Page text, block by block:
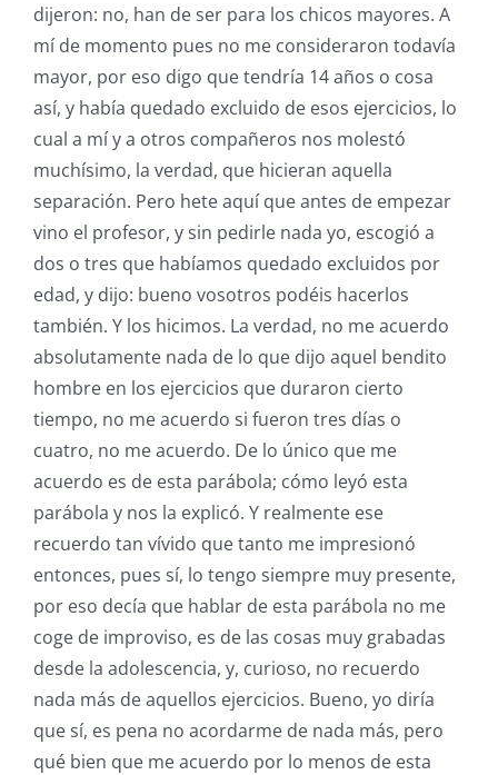
dijeron: no, han de ser para los chicos mayores. A
mí de momento pues no me consideraron todavía
mayor, por eso digo que tendría 14 años o cosa
así, y había quedado excluido de esos ejercicios, lo
cual a mí y a otros compañeros nos molestó
muchísimo, la verdad, que hicieran aquella
separación. Pero hete aquí que antes de empezar
vino el profesor, y sin pedirle nada yo, escogió a
dos o tres que habíamos quedado excluidos por
edad, y dijo: bueno vosotros podéis hacerlos
también. Y los hicimos. La verdad, no me acuerdo
absolutamente nada de lo que dijo aquel bendito
hombre en los ejercicios que duraron cierto
tiempo, no me acuerdo si fueron tres días o
cuatro, no me acuerdo. De lo único que me
acuerdo es de esta parábola; cómo leyó esta
parábola y nos la explicó. Y realmente ese
recuerdo tan vívido que tanto me impresionó
entonces, pues sí, lo tengo siempre muy presente,
por eso decía que hablar de esta parábola no me
coge de improviso, es de las cosas muy grabadas
desde la adolescencia, y, curioso, no recuerdo
nada más de aquellos ejercicios. Bueno, yo diría
que sí, es pena no acordarme de nada más, pero
qué bien que me acuerdo por lo menos de esta